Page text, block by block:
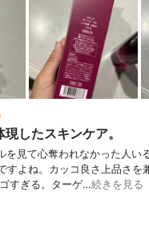
したスキンケア。
を見て心奪われなかった人い
すよね。カッコ良さ上品さを
すぎる。ターゲ…続きを見る